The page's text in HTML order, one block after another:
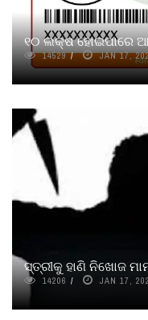
୧୦ ଲକ୍ଷ ହୋଇପାରେ
14529 JAN 17,
ସ୍ତ୍ରୀକୁ ହାଣି ନିଖୋଜ
14206 JAN 17,